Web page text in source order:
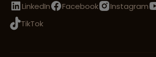
LinkedIn
Facebook Instagram
TikTok